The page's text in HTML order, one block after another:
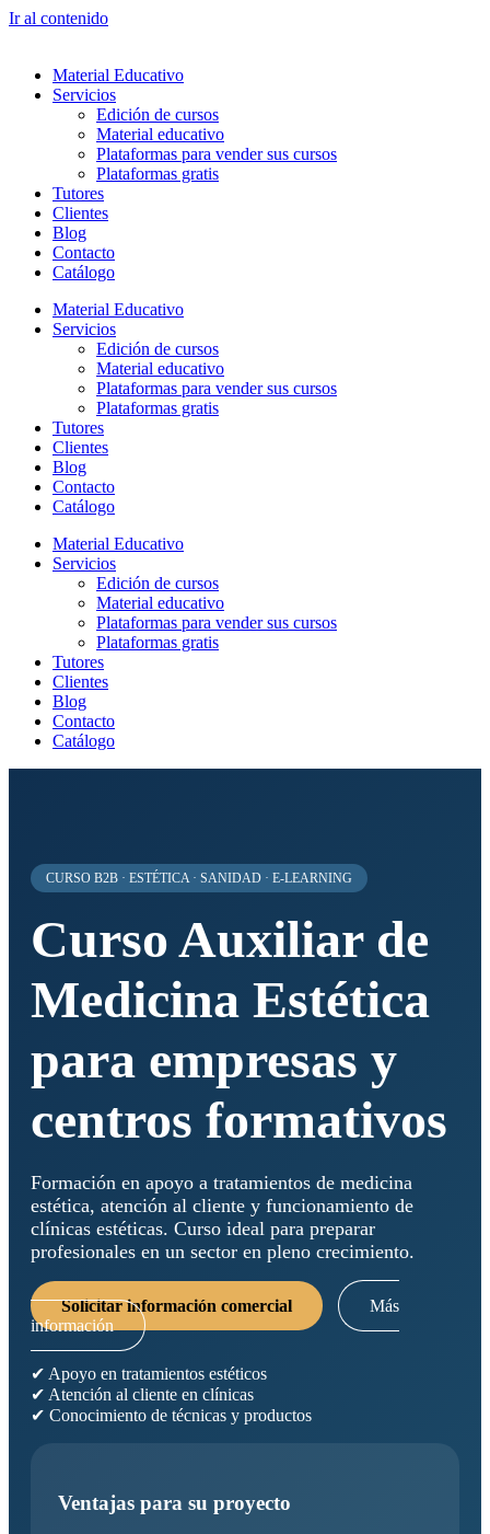
Ir al contenido
Material Educativo
Servicios
Edición de cursos
Material educativo
Plataformas para vender sus cursos
Plataformas gratis
Tutores
Clientes
Blog
Contacto
Catálogo
Material Educativo
Servicios
Edición de cursos
Material educativo
Plataformas para vender sus cursos
Plataformas gratis
Tutores
Clientes
Blog
Contacto
Catálogo
Material Educativo
Servicios
Edición de cursos
Material educativo
Plataformas para vender sus cursos
Plataformas gratis
Tutores
Clientes
Blog
Contacto
Catálogo
CURSO B2B · ESTÉTICA · SANIDAD · E-LEARNING
Curso Auxiliar de
Medicina Estética
para empresas y
centros formativos
Formación en apoyo a tratamientos de medicina
estética, atención al cliente y funcionamiento de
clínicas estéticas. Curso ideal para preparar
profesionales en un sector en pleno crecimiento.
Solicitar información comercial
Más
información
✔ Apoyo en tratamientos estéticos
✔ Atención al cliente en clínicas
✔ Conocimiento de técnicas y productos
Ventajas para su proyecto